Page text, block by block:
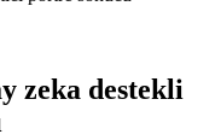
zeka destekli